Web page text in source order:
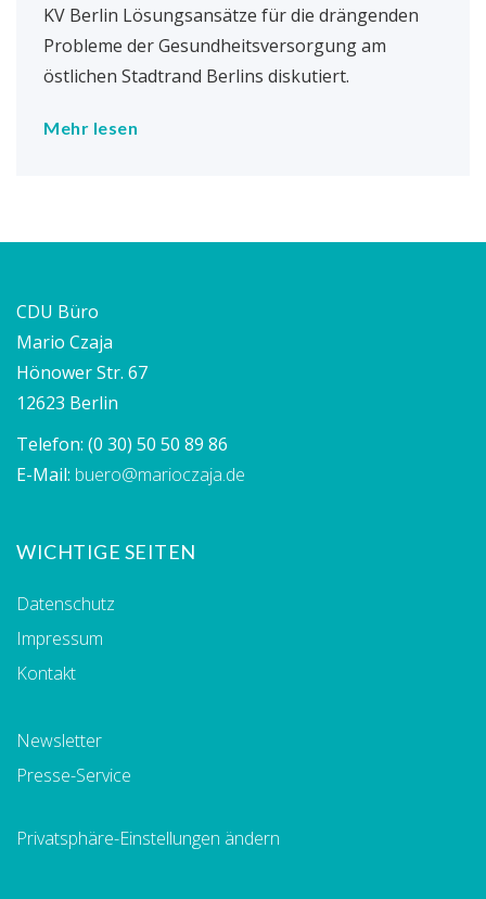
KV Berlin Lösungsansätze für die drängenden
Probleme der Gesundheitsversorgung am
östlichen Stadtrand Berlins diskutiert.
Mehr lesen
CDU Büro
Mario Czaja
Hönower Str. 67
12623 Berlin
Telefon: (0 30) 50 50 89 86
E-Mail: buero@marioczaja.de
WICHTIGE SEITEN
Datenschutz
Impressum
Kontakt
Newsletter
Presse-Service
Privatsphäre-Einstellungen ändern